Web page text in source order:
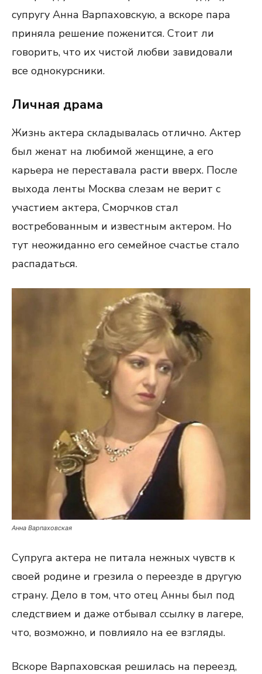
супругу Анна Варпаховскую, а вскоре пара
приняла решение поженится. Стоит ли
говорить, что их чистой любви завидовали
все однокурсники.
Личная драма
Жизнь актера складывалась отлично. Актер
был женат на любимой женщине, а его
карьера не переставала расти вверх. После
выхода ленты Москва слезам не верит с
участием актера, Сморчков стал
востребованным и известным актером. Но
тут неожиданно его семейное счастье стало
распадаться.
Анна Варпаховская
Супруга актера не питала нежных чувств к
своей родине и грезила о переезде в другую
страну. Дело в том, что отец Анны был под
следствием и даже отбывал ссылку в лагере,
что, возможно, и повлияло на ее взгляды.
Вскоре Варпаховская решилась на переезд,